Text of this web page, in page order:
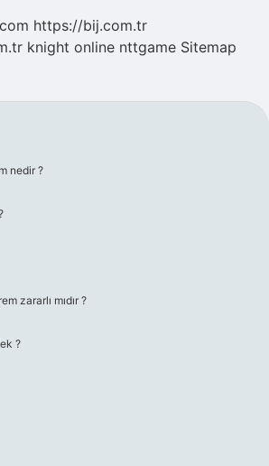
https://bij.com.tr
knight online nttgame Sitemap
nedir ?
zararlı mıdır ?
?